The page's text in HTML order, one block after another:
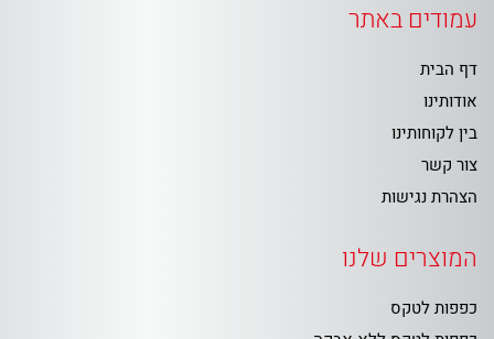
עמודים באתר
דף הבית
אודותינו
בין לקוחותינו
צור קשר
הצהרת נגישות
המוצרים שלנו
כפפות לטקס